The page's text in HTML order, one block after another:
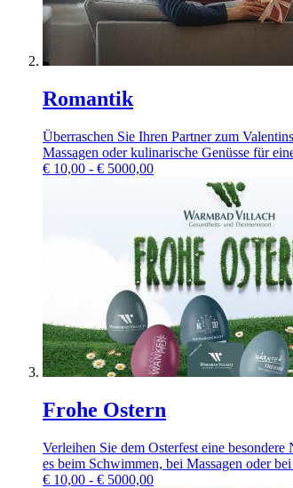
Romantik
Überraschen Sie Ihren Partner zum
Massagen oder kulinarische Genüsse für
€ 10,00 - € 5000,00
Frohe Ostern
Verleihen Sie dem Osterfest eine
es beim Schwimmen, bei Massagen oder
€ 10,00 - € 5000,00